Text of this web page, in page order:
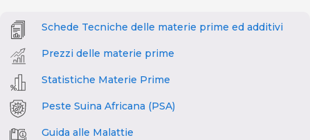
Schede Tecniche delle materie prime ed additivi
Prezzi delle materie prime
Statistiche Materie Prime
Peste Suina Africana (PSA)
Guida alle Malattie